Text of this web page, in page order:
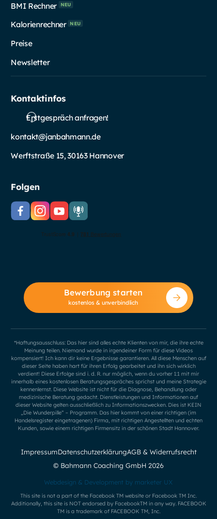
BMI Rechner
NEU
Kalorienrechner NEU
Preise
Newsletter
Kontaktinfos
Erstgespräch anfragen!
kontakt@janbahmann.de
Werftstraße 15, 30163 Hannover
Bewerbung starten
kostenlos & unverbindlich
Folgen
*Haftungsausschluss: Das hier sind alles echte Klienten von mir, die ihre echte
Meinung teilen. Niemand wurde in irgendeiner Form für diese Videos
kompensiert! Ich kann dir keine Ergebnisse garantieren. All diese Menschen auf
dieser Seite haben hart für ihren Erfolg gearbeitet und ihn sich wirklich
verdient! Diese Erfolge sind i. d. R. nur möglich, wenn du vorher 1:1 mit mir
innerhalb eines kostenlosen Beratungsgespräches sprichst und meine Strategie
kennenlernst. Diese Website ist nicht für die Diagnose, Behandlung oder
medizinische Beratung gedacht. Dienstleistungen und Informationen auf
dieser Website gelten ausschließlich zu Informationszwecken. Dies ist KEIN
„Die Wunderpille“ – Programm. Das hier kommt von einer richtigen (im
Handelsregister eingetragenen) Firma, mit richtigen Angestellten und echten
Kunden, sowie einem richtigen Firmensitz in der schönen Stadt Hannover.
© Bahmann Coaching GmbH 2026
ImpressumDatenschutzerklärungAGB & Widerrufsrecht
Webdesign & Development by marketer UX
This site is not a part of the Facebook TM website or Facebook TM Inc.
Additionally, this site is NOT endorsed by FacebookTM in any way. FACEBOOK
TM is a trademark of FACEBOOK TM, Inc.